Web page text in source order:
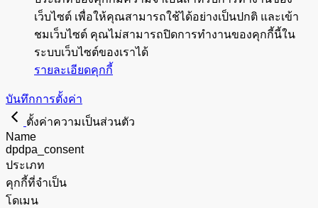
เว็บไซต์ เพื่อให้คุณสามารถใช้ได้อย่างเป็นปกติ และเข้า
ชมเว็บไซต์ คุณไม่สามารถปิดการทำงานของคุกกี้นี้ใน
ระบบเว็บไซต์ของเราได้
รายละเอียดคุกกี้
บันทึกการตั้งค่า
ตั้งค่าความเป็นส่วนตัว
Name
dpdpa_consent
ประเภท
คุกกี้ที่จำเป็น
โดเมน